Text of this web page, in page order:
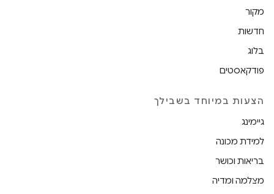
מקור
חדשות
בלוג
פודקאסטים
הצעות במיוחד בשבילך
גיימינג
למידת מכונה
בריאות וכושר
מצלמה ומדיה